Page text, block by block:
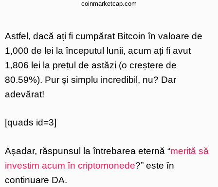
coinmarketcap.com
Astfel, dacă ați fi cumpărat Bitcoin în valoare de
1,000 de lei la începutul lunii, acum ați fi avut
1,806 lei la prețul de astăzi (o creștere de
80.59%). Pur și simplu incredibil, nu? Dar
adevărat!
[quads id=3]
Așadar, răspunsul la întrebarea eternă “merită să
investim acum în criptomonede?” este în
continuare DA.